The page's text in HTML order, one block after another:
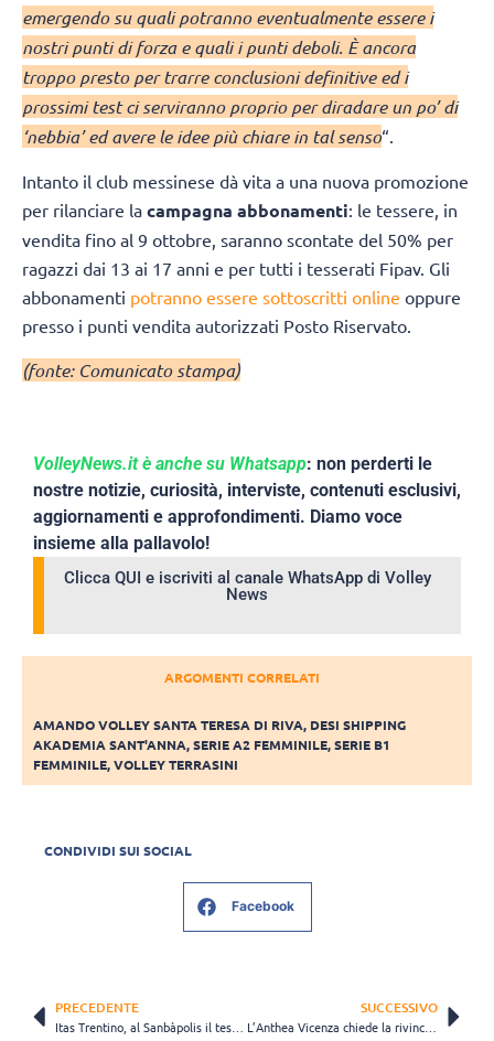
emergendo su quali potranno eventualmente essere i
nostri punti di forza e quali i punti deboli. È ancora
troppo presto per trarre conclusioni definitive ed i
prossimi test ci serviranno proprio per diradare un po’ di
‘nebbia’ ed avere le idee più chiare in tal senso“.
Intanto il club messinese dà vita a una nuova promozione
per rilanciare la campagna abbonamenti: le tessere, in
vendita fino al 9 ottobre, saranno scontate del 50% per
ragazzi dai 13 ai 17 anni e per tutti i tesserati Fipav. Gli
abbonamenti potranno essere sottoscritti online oppure
presso i punti vendita autorizzati Posto Riservato.
(fonte: Comunicato stampa)
VolleyNews.it è anche su Whatsapp: non perderti le
nostre notizie, curiosità, interviste, contenuti esclusivi,
aggiornamenti e approfondimenti. Diamo voce
insieme alla pallavolo!
Clicca QUI e iscriviti al canale WhatsApp di Volley
News
ARGOMENTI CORRELATI
AMANDO VOLLEY SANTA TERESA DI RIVA, DESI SHIPPING
AKADEMIA SANT'ANNA,SERIE A2 FEMMINILE,SERIE B1
FEMMINILE,VOLLEY TERRASINI
CONDIVIDI SUI SOCIAL
Facebook
PRECEDENTE SUCCESSIVO
L’Anthea Vicenza chiede la rivincita a Trento: “Puntiamo a consolidare il muro-difesa”